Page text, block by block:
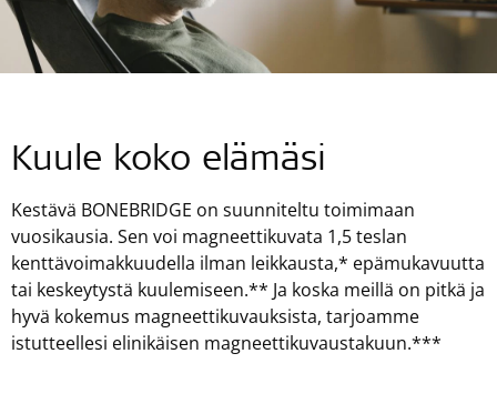
Kuule koko elämäsi
Kestävä BONEBRIDGE on suunniteltu toimimaan
vuosikausia. Sen voi magneettikuvata 1,5 teslan
kenttävoimakkuudella ilman leikkausta,* epämukavuutta
tai keskeytystä kuulemiseen.** Ja koska meillä on pitkä ja
hyvä kokemus magneettikuvauksista, tarjoamme
istutteellesi elinikäisen magneettikuvaustakuun.***